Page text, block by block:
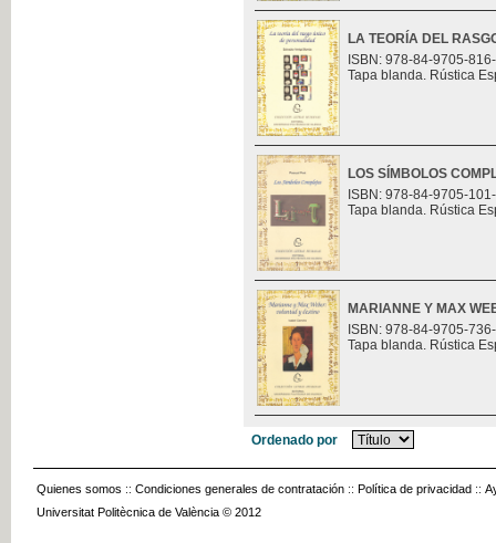
LA TEORÍA DEL
ISBN: 978-84-9705-
Tapa blanda. Rústica
LOS SÍMBOLOS
ISBN: 978-84-9705-
Tapa blanda. Rústica
MARIANNE Y MAX
ISBN: 978-84-9705-
Tapa blanda. Rústica
Ordenado por
Quienes somos :: Condiciones generales de contratación :: Política de privacidad ::
Universitat Politècnica de València © 2012